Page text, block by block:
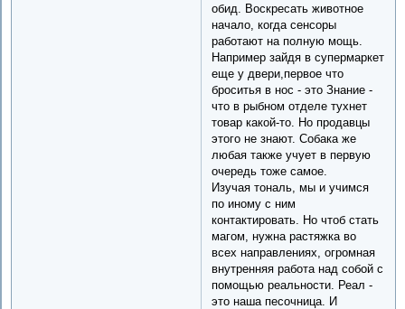
обид. Воскресать животное
начало, когда сенсоры
работают на полную мощь.
Например зайдя в супермаркет
еще у двери,первое что
броситья в нос - это Знание -
что в рыбном отделе тухнет
товар какой-то. Но продавцы
этого не знают. Собака же
любая также учует в первую
очередь тоже самое.
Изучая тональ, мы и учимся
по иному с ним
контактировать. Но чтоб стать
магом, нужна растяжка во
всех направлениях, огромная
внутренняя работа над собой с
помощью реальности. Реал -
это наша песочница. И